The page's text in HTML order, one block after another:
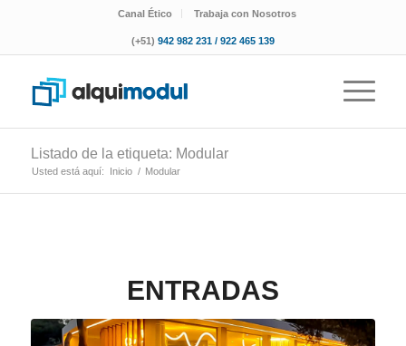
Canal Ético Trabaja con Nosotros
(+51) 942 982 231 / 922 465 139
Listado de la etiqueta: Modular
Usted está aquí: Inicio / Modular
ENTRADAS